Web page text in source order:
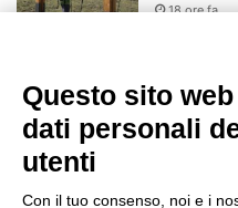
18 ore fa
Siccità:
per la
naturale
19 ore fa
Questo sito
dati personali
utenti
Con il tuo consenso, noi e i